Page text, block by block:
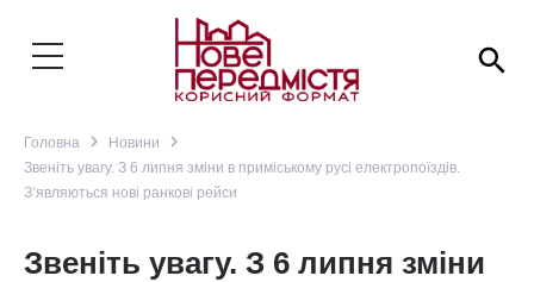
search
Головна navigate_next Новини navigate_next
Звеніть увагу. З 6 липня зміни в приміському русі електропоїздів.
З’являються нові ранкові рейси
Звеніть увагу. З 6 липня зміни